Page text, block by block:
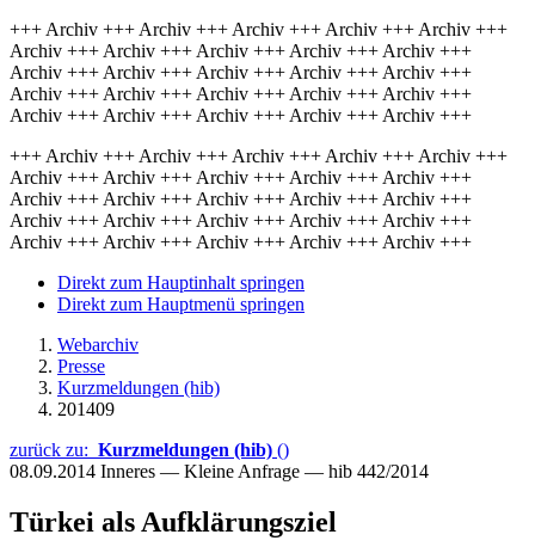
+++ Archiv +++ Archiv +++ Archiv +++ Archiv +++ Archiv +++
Archiv +++ Archiv +++ Archiv +++ Archiv +++ Archiv +++
Archiv +++ Archiv +++ Archiv +++ Archiv +++ Archiv +++
Archiv +++ Archiv +++ Archiv +++ Archiv +++ Archiv +++
Archiv +++ Archiv +++ Archiv +++ Archiv +++ Archiv +++
+++ Archiv +++ Archiv +++ Archiv +++ Archiv +++ Archiv +++
Archiv +++ Archiv +++ Archiv +++ Archiv +++ Archiv +++
Archiv +++ Archiv +++ Archiv +++ Archiv +++ Archiv +++
Archiv +++ Archiv +++ Archiv +++ Archiv +++ Archiv +++
Archiv +++ Archiv +++ Archiv +++ Archiv +++ Archiv +++
Direkt zum Hauptinhalt springen
Direkt zum Hauptmenü springen
Webarchiv
Presse
Kurzmeldungen (hib)
201409
zurück zu: Kurzmeldungen (hib) ()
08.09.2014 Inneres — Kleine Anfrage — hib 442/2014
Türkei als Aufklärungsziel